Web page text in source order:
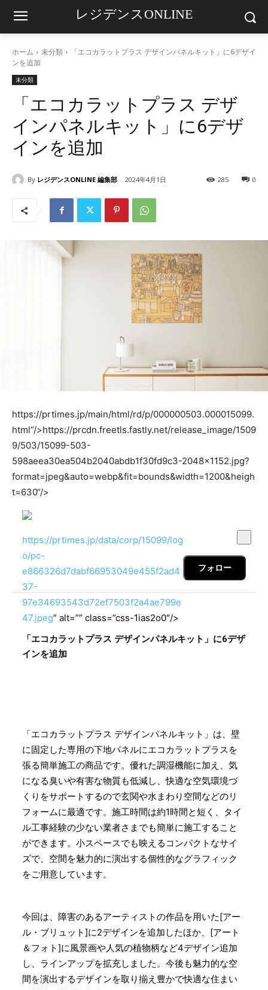
レジデンスONLINE
ホーム 未分類
「エコカラットプラス デザインパネルキット」に6デザイ
ンを追加
未分類
「エコカラットプラス デザ
インパネルキット」に6デザ
インを追加
By レジデンスONLINE 編集部 2024年4月1日 0
285
https://prtimes.jp/main/html/rd/p/000000503.000015099.
html“/>https://prcdn.freetls.fastly.net/release_image/1509
9/503/15099-503-
598aeea30ea504b2040abdb1f30fd9c3-2048×1152.jpg?
format=jpeg&auto=webp&fit=bounds&width=1200&heigh
t=630“/>
https://prtimes.jp/data/corp/15099/log
o/pc-
e866326d7dabf66953049e455f2ad4
37-
97e34693543d72ef7503f2a4ae799e
47.jpeg” alt=”” class=”css-1ias2o0″/>
フォロー
「エコカラットプラス デザインパネルキット」に6デザ
インを追加
「エコカラットプラス デザインパネルキット」は、壁
に固定した専用の下地パネルにエコカラットプラスを
張る簡単施工の商品です。優れた調湿機能に加え、気
になる臭いや有害な物質も低減し、快適な空気環境づ
くりをサポートするので玄関や水まわり空間などのリ
フォームに最適です。施工時間は約1時間と短く、タイ
ル工事経験の少ない業者さまでも簡単に施工すること
ができます。小スペースでも映えるコンパクトなサイ
ズで、空間を魅力的に演出する個性的なグラフィック
をご用意しています。
今回は、障害のあるアーティストの作品を用いた[アー
ル・ブリュット]に2デザインを追加したほか、[アート
＆フォト]に風景画や人気の植物柄など4デザイン追加
し、ラインアップを拡充しました。今後も魅力的な空
間を演出するデザインを取り揃え豊かで快適な住まい